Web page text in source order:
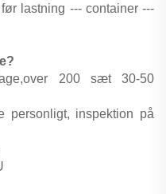
lastning --- container ---
200 sæt 30-50
personligt, inspektion på